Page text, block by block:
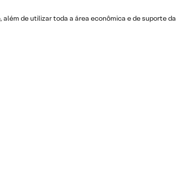
de utilizar toda a área econômica e de suporte da